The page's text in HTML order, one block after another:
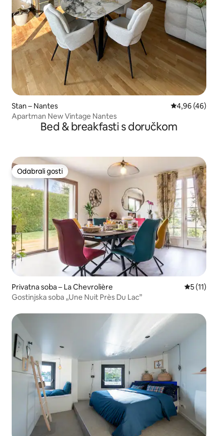
Stan – Nantes Prosječna
4,96 (46)
Apartman New Vintage Nantes
Bed & breakfasti s doručkom
Odabrali gosti
Odabrali gosti
Privatna soba – La Chevrolière
5 (11)
Gostinjska soba „Une Nuit Près Du Lac”